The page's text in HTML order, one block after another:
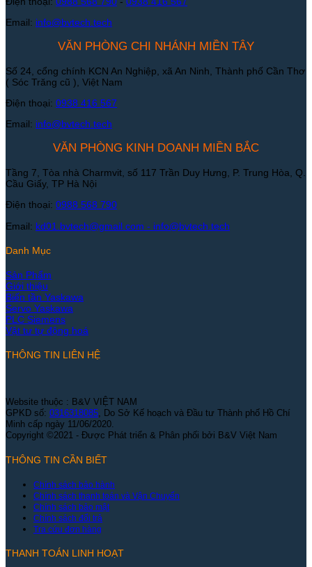
Email: info@bvtech.tech
VĂN PHÒNG CHI NHÁNH MIỀN TÂY
Số 24, cổng chính KCN An Nghiệp, xã An Ninh, Thành phố Cần Thơ
( Sóc Trăng cũ ), Việt Nam
Điện thoại: 0938 416 567
Email: info@bvtech.tech
VĂN PHÒNG KINH DOANH MIỀN BẮC
Tầng 7, Tòa nhà Charmvit, số 117 Trần Duy Hưng, P. Trung Hòa, Q.
Cầu Giấy, TP Hà Nội
Điện thoại: 0988 568 790
Email: kd01.bvtech@gmail.com - info@bvtech.tech
Danh Mục
Sản Phẩm
Giới thiệu
Biến tần Yaskawa
Servo Yaskawa
PLC Siemens
Vật tư tự động hoá
THÔNG TIN LIÊN HỆ
Website thuộc : B&V VIỆT NAM
GPKD số: 0316318085, Do Sở Kế hoạch và Đầu tư Thành phố Hồ Chí
Minh cấp ngày 11/06/2020.
Copyright ©2021 - Được Phát triển & Phân phối bởi B&V Việt Nam
THÔNG TIN CẦN BIẾT
Chính sách bảo hành
Chính sách thanh toán và Vận Chuyển
Chính sách bảo mật
Chính sách đổi trả
Tra cứu đơn hàng
THANH TOÁN LINH HOẠT